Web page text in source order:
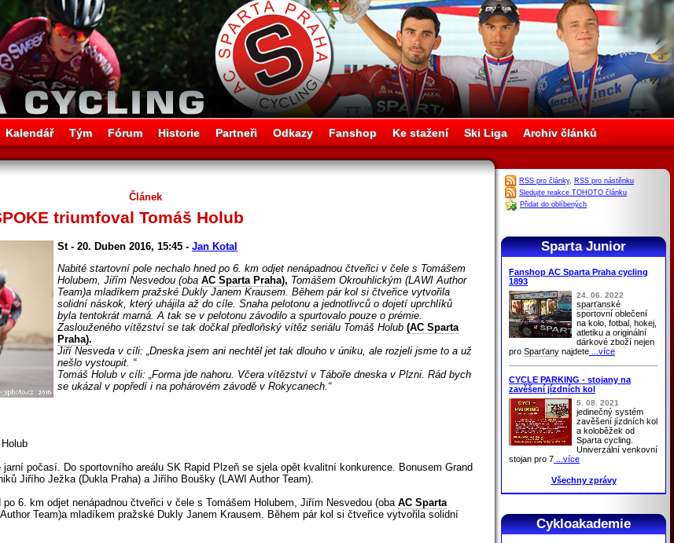
Kalendář Tým Fórum Historie Partneři Odkazy Fanshop Ke stažení Ski Liga Archiv článků
Článek
triumfoval Tomáš Holub
St - 20. Duben 2016, 15:45 - Jan Kotal
Nabité startovní pole nechalo hned po 6. km odjet nenápadnou čtveřici v čele s Tomášem
Holubem, Jiřím Nesvedou (oba AC Sparta Praha), Tomášem Okrouhlickým (LAWI Author
Team)a mladíkem pražské Dukly Janem Krausem. Během pár kol si čtveřice vytvořila
solidní náskok, který uhájila až do cíle. Snaha pelotonu a jednotlivců o dojetí uprchlíků
byla tentokrát marná. A tak se v pelotonu závodilo a spurtovalo pouze o prémie.
Zaslouženého vítězství se tak dočkal předloňský vítěz seriálu Tomáš Holub (AC Sparta
Praha).
Jiří Nesveda v cíli: „Dneska jsem ani nechtěl jet tak dlouho v úniku, ale rozjeli jsme to a už
nešlo vystoupit. “
Tomáš Holub v cíli: „Forma jde nahoru. Včera vítězství v Táboře dneska v Plzni. Rád bych
se ukázal v popředí i na pohárovém závodě v Rokycanech.“
počasí. Do sportovního areálu SK Rapid Plzeň se sjela opět kvalitní konkurence. Bonusem Grand
Jiřího Ježka (Dukla Praha) a Jiřího Boušky (LAWI Author Team).
6. km odjet nenápadnou čtveřici v čele s Tomášem Holubem, Jiřím Nesvedou (oba AC Sparta
Team)a mladíkem pražské Dukly Janem Krausem. Během pár kol si čtveřice vytvořila solidní
RSS pro články, RSS pro nástěnku
Sledujte reakce TOHOTO článku
Přidat do oblíbených
Sparta Junior
Fanshop AC Sparta Praha cycling
1893
24. 06. 2022
sparťanské
sportovní oblečení
na kolo, fotbal, hokej,
atletiku a originální
dárkové zboží nejen
pro Sparťany najdete ...více
CYCLE PARKING - stojany na
zavěšení jízdních kol
5. 08. 2021
jedinečný systém
zavěšení jízdních kol
a koloběžek od
Sparta cycling.
Univerzální venkovní
stojan pro 7 ...více
Všechny zprávy
Cykloakademie